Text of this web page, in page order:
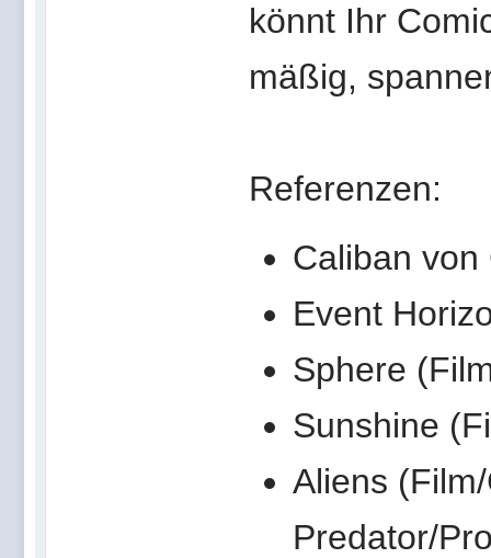
könnt Ihr
mäßig,
Referenzen:
Caliban
Event
Sphere
Sunshine
Aliens
Predator/